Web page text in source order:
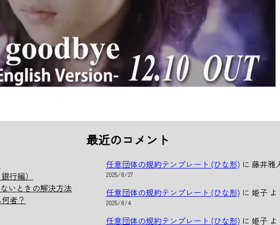
行編）
いときの解決方法
者？
最近のコメント
任意団体の規約テンプレート (ひな形) に 藤井雅
2025/8/27
任意団体の規約テンプレート (ひな形) に 姫子よ
2025/8/4
任意団体の規約テンプレート (ひな形) に 姫子よ